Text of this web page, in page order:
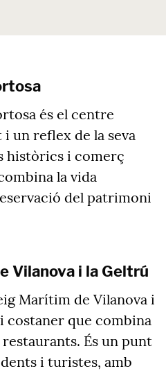
és el centre
un reflex de la seva
històrics i comerç
la vida
del patrimoni
Vilanova i la Geltrú
Marítim de Vilanova i
costaner que combina
És un punt
i turistes, amb